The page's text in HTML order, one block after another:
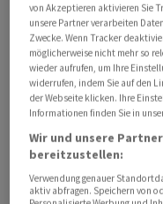
Dies geht aus am
Bundesunterlagen
Unterstützung für
Wahlen am 5.
von Akzeptieren aktivieren Sie
unsere Partner verarbeiten
Zwecke. Wenn Tracker
möglicherweise nicht mehr so
wieder aufrufen, um Ihre
widerrufen, indem Sie auf den
der Webseite klicken. Ihre
Informationen finden Sie in
Wir und unsere
bereitzustellen:
Verwendung genauer
aktiv abfragen. Speichern von